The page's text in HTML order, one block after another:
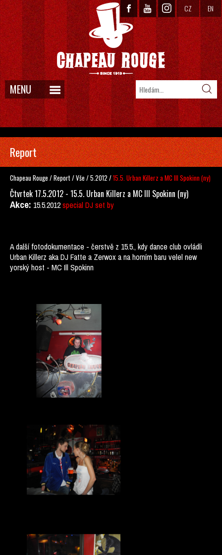
CZ EN
MENU
Report
Chapeau Rouge /Report/Vše /5.2012 /15.5. Urban Killerz a MC Ill Spokinn (ny)
Čtvrtek 17.5.2012 - 15.5. Urban Killerz a MC Ill Spokinn (ny)
Akce: 15.5.2012special DJ set by
A další fotodokumentace - čerstvě z 15.5., kdy dance club ovládli
Urban Killerz aka DJ Fatte a Zerwox a na horním baru velel new
yorský host - MC Ill Spokinn